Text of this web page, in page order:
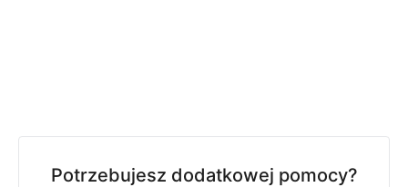
Potrzebujesz dodatkowej pomocy?